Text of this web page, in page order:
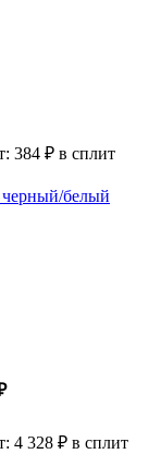
384 ₽ в сплит
черный/белый
4 328 ₽ в сплит